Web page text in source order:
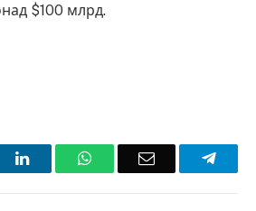
$100 млрд.
LinkedInWhatsAppEmail